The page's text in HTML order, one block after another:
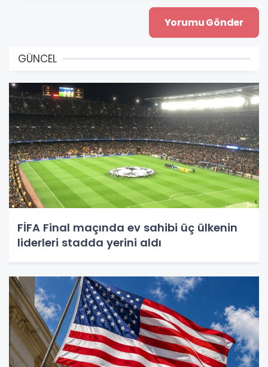
GÜNCEL
FİFA Final maçında ev sahibi üç ülkenin
liderleri stadda yerini aldı